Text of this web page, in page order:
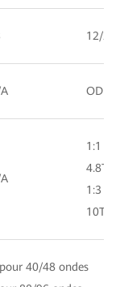
12/24
1:1
4.8T/
1:3
10T/
40/48 ondes